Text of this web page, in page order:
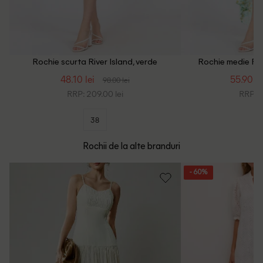
Rochie scurta River Island, verde
48.10 lei 98.00 lei
RRP: 209.00 lei
38
Rochie medie
55.90
RRP:
Rochii de la alte branduri
- 60%